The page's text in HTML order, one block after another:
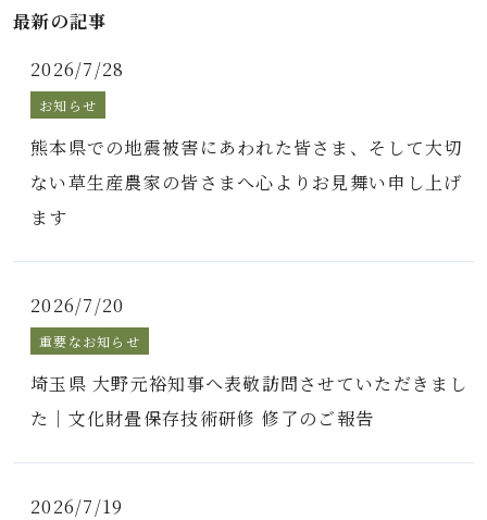
最新の記事
2026/7/28
お知らせ
熊本県での地震被害にあわれた皆さま、そして大切
ない草生産農家の皆さまへ心よりお見舞い申し上げ
ます
2026/7/20
重要なお知らせ
埼玉県 大野元裕知事へ表敬訪問させていただきまし
た｜文化財畳保存技術研修 修了のご報告
2026/7/19